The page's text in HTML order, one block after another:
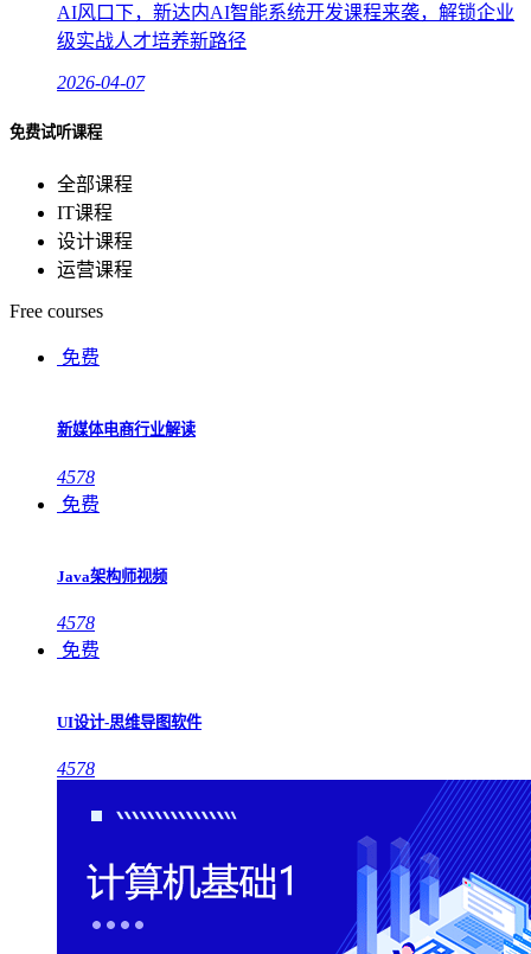
AI风口下，新达内AI智能系统开发课程来袭，解锁企业
级实战人才培养新路径
2026-04-07
免费试听课程
全部课程
IT课程
设计课程
运营课程
Free courses
免费
新媒体电商行业解读
4578
免费
Java架构师视频
4578
免费
UI设计-思维导图软件
4578